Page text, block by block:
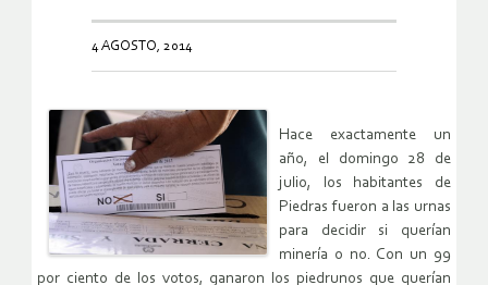
4 AGOSTO, 2014
Hace exactamente un
año, el domingo 28 de
julio, los habitantes de
Piedras fueron a las urnas
para decidir si querían
minería o no. Con un 99
por ciento de los votos, ganaron los piedrunos que querían